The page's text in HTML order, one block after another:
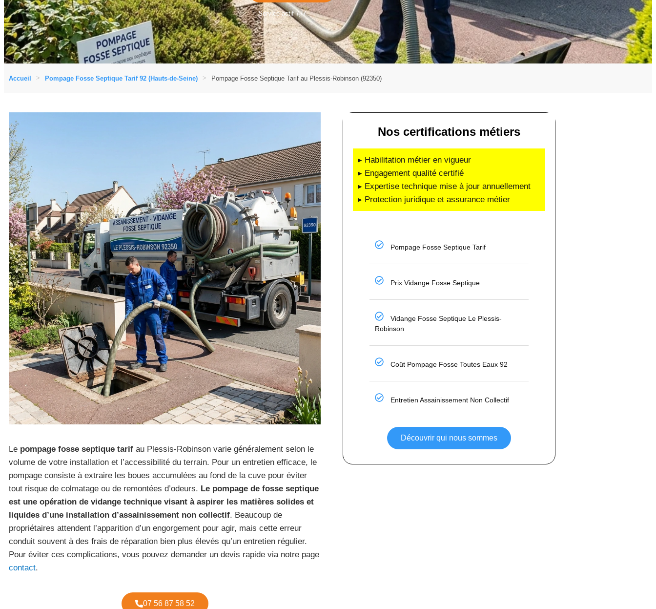
Service actif 7j/7
Accueil Pompage Fosse Septique Tarif 92 (Hauts-de-Seine) Pompage Fosse Septique Tarif au Plessis-Robinson (92350)
Le pompage fosse septique tarif au Plessis-Robinson varie généralement selon le
volume de votre installation et l’accessibilité du terrain. Pour un entretien efficace, le
pompage consiste à extraire les boues accumulées au fond de la cuve pour éviter
tout risque de colmatage ou de remontées d’odeurs. Le pompage de fosse septique
est une opération de vidange technique visant à aspirer les matières solides et
liquides d’une installation d’assainissement non collectif. Beaucoup de
propriétaires attendent l’apparition d’un engorgement pour agir, mais cette erreur
conduit souvent à des frais de réparation bien plus élevés qu’un entretien régulier.
Pour éviter ces complications, vous pouvez demander un devis rapide via notre page
contact.
07 56 87 58 52
Nos certifications métiers
▸ Habilitation métier en vigueur
▸ Engagement qualité certifié
▸ Expertise technique mise à jour annuellement
▸ Protection juridique et assurance métier
Pompage Fosse Septique Tarif
Prix Vidange Fosse Septique
Vidange Fosse Septique Le Plessis-
Robinson
Coût Pompage Fosse Toutes Eaux 92
Entretien Assainissement Non Collectif
Découvrir qui nous sommes